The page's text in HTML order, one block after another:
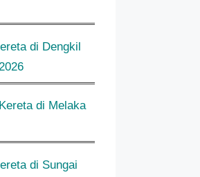
di Dengkil
di Melaka
di Sungai